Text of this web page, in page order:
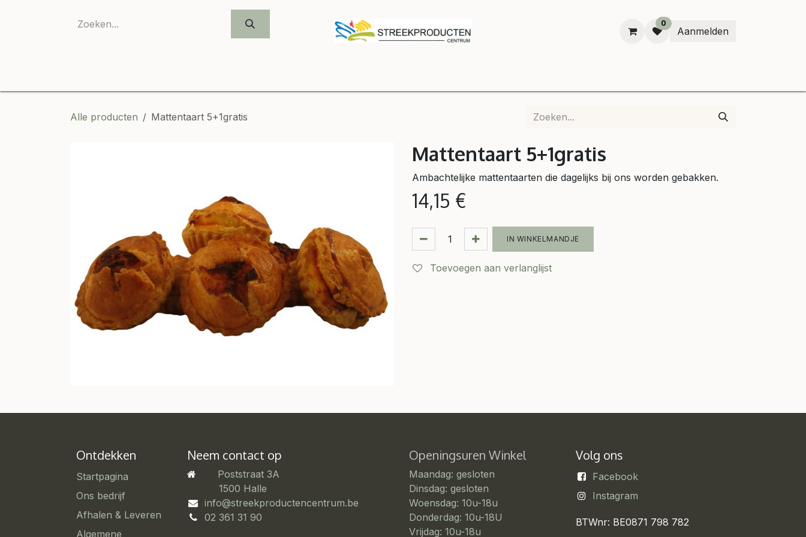
0
Aanmelden
Alle producten Mattentaart 5+1gratis
Mattentaart 5+1gratis
Ambachtelijke mattentaarten die dagelijks bij ons worden gebakken.
14,15 €
IN WINKELMANDJE
Toevoegen aan verlanglijst
Ontdekken
Startpagina
Ons bedrijf
Afhalen & Leveren
Algemene
Neem contact op
Poststraat 3A
​1500 Halle
info@streekproductencentrum.be
02 361 31 90
Volg ons
Facebook
Instagram
BTWnr: BE0871 798 782
Openingsuren Winkel
Maandag: gesloten
Dinsdag: gesloten
Woensdag: 10u-18u
Donderdag: 10u-18U
Vrijdag: 10u-18u